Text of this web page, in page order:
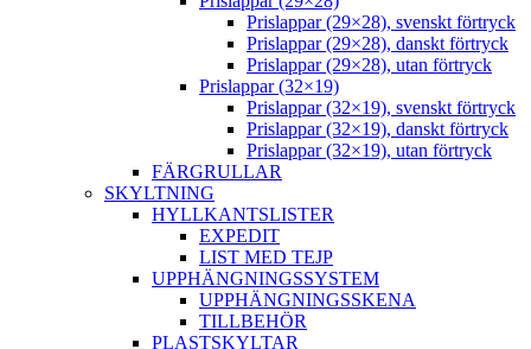
Prislappar (29×28), svenskt förtryck
Prislappar (29×28), danskt förtryck
Prislappar (29×28), utan förtryck
Prislappar (32×19)
Prislappar (32×19), svenskt förtryck
Prislappar (32×19), danskt förtryck
Prislappar (32×19), utan förtryck
FÄRGRULLAR
SKYLTNING
HYLLKANTSLISTER
EXPEDIT
LIST MED TEJP
UPPHÄNGNINGSSYSTEM
UPPHÄNGNINGSSKENA
TILLBEHÖR
PLASTSKYLTAR